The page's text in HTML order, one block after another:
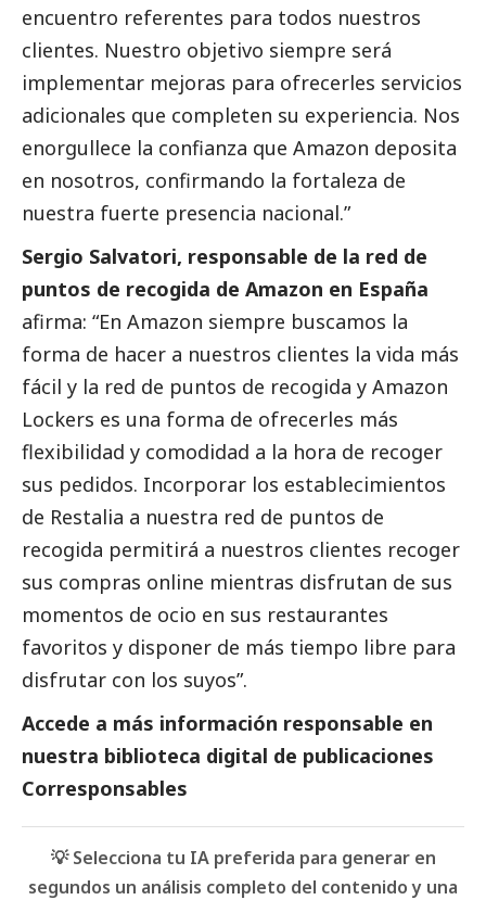
encuentro referentes para todos nuestros
clientes. Nuestro objetivo siempre será
implementar mejoras para ofrecerles servicios
adicionales que completen su experiencia. Nos
enorgullece la confianza que Amazon deposita
en nosotros, confirmando la fortaleza de
nuestra fuerte presencia nacional.”
Sergio Salvatori, responsable de la red de
puntos de recogida de Amazon en España
afirma: “En Amazon siempre buscamos la
forma de hacer a nuestros clientes la vida más
fácil y la red de puntos de recogida y Amazon
Lockers es una forma de ofrecerles más
flexibilidad y comodidad a la hora de recoger
sus pedidos. Incorporar los establecimientos
de Restalia a nuestra red de puntos de
recogida permitirá a nuestros clientes recoger
sus compras online mientras disfrutan de sus
momentos de ocio en sus restaurantes
favoritos y disponer de más tiempo libre para
disfrutar con los suyos”.
Accede a más información responsable en
nuestra biblioteca digital de publicaciones
Corresponsables
💡 Selecciona tu IA preferida para generar en
segundos un análisis completo del contenido y una